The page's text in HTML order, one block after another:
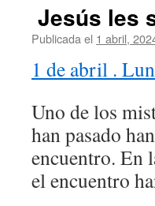
Jesús les
Publicada el 1 abril,
1 de abril .
Uno de los
han pasado
encuentro. En
el encuentro